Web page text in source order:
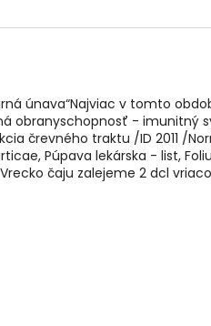
únava“Najviac v tomto
obranyschopnosť - imunitný
črevného traktu /ID 2011 /
Púpava lekárska - list,
čaju zalejeme 2 dcl